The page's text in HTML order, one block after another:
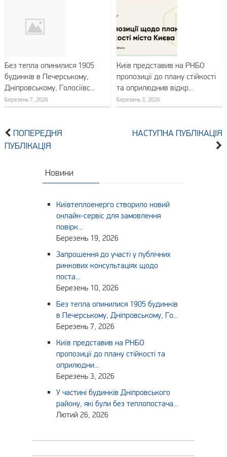
Без тепла опинилися 1905
будинків в Печерському,
Дніпровському, Голосіївс...
Березень 7, 2026
Київ представив на РНБО
пропозиції до плану стійкості
та оприлюднив відкр...
Березень 3, 2026
ПОПЕРЕДНЯ
ПУБЛІКАЦІЯ
НАСТУПНА ПУБЛІКАЦІЯ
Новини
Київтеплоенерго створило новий
онлайн-сервіс для замовлення
повірк...
Березень 19, 2026
Запрошення до участі у публічних
ринкових консультаціях щодо
поста...
Березень 10, 2026
Без тепла опинилися 1905 будинків
в Печерському, Дніпровському, Го...
Березень 7, 2026
Київ представив на РНБО
пропозиції до плану стійкості та
оприлюдни...
Березень 3, 2026
У частині будинків Дніпровського
району, які були без теплопостача...
Лютий 26, 2026